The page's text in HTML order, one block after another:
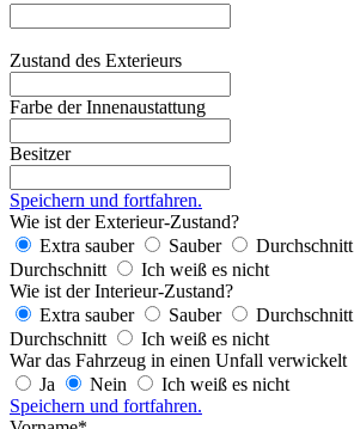
Zustand des Exterieurs
Farbe der Innenaustattung
Besitzer
Speichern und fortfahren.
Wie ist der Exterieur-Zustand?
Extra sauber
Sauber Durchschnitt
Durchschnitt
Ich weiß es nicht
Wie ist der Interieur-Zustand?
Extra sauber
Sauber Durchschnitt
Durchschnitt
Ich weiß es nicht
War das Fahrzeug in einen Unfall verwickelt
Ja
Nein
Ich weiß es nicht
Speichern und fortfahren.